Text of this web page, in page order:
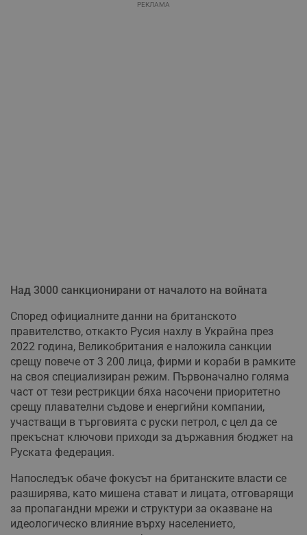
РЕКЛАМА
Над 3000 санкционирани от началото на войната
Според официалните данни на британското
правителство, откакто Русия нахлу в Украйна през
2022 година, Великобритания е наложила санкции
срещу повече от 3 200 лица, фирми и кораби в рамките
на своя специализиран режим. Първоначално голяма
част от тези рестрикции бяха насочени приоритетно
срещу плавателни съдове и енергийни компании,
участващи в търговията с руски петрол, с цел да се
прекъснат ключови приходи за държавния бюджет на
Руската федерация.
Напоследък обаче фокусът на британските власти се
разширява, като мишена стават и лицата, отговарящи
за пропагандни мрежи и структури за оказване на
идеологическо влияние върху населението,